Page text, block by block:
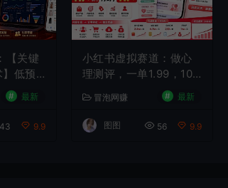
【关键
低预
节）
# 最新
43 9.9
小红书虚拟赛道：做心
理测评，一单1.99，102
天卖了2.4w+份，月到
手1w+
冒泡网赚 # 最新
图图 56 9.9